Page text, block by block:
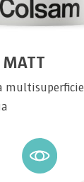
MATT
multisuperficie